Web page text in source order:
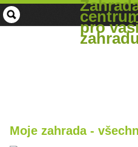
pro
Moje zahrada -